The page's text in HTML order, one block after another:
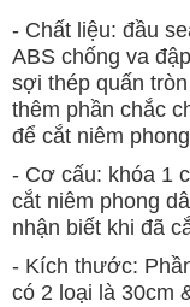
- Chất liệu: đầu
ABS chống va
sợi thép quấn
thêm phần chắc
để cắt niêm
- Cơ cấu: khóa 1
cắt niêm phong
nhận biết khi đã
- Kích thước:
có 2 loại là 30cm